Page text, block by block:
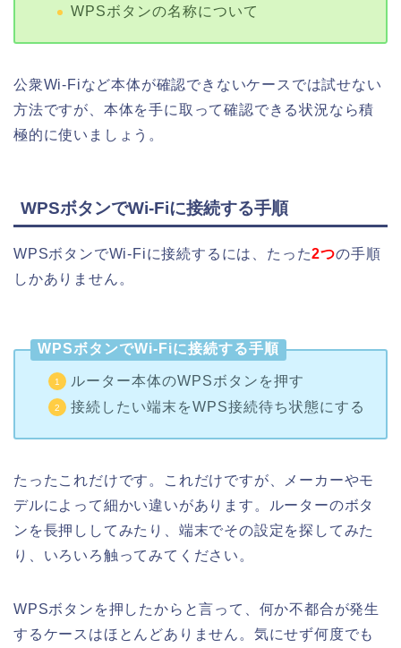
WPSボタンの名称について
公衆Wi-Fiなど本体が確認できないケースでは試せない
方法ですが、本体を手に取って確認できる状況なら積
極的に使いましょう。
WPSボタンでWi-Fiに接続する手順
WPSボタンでWi-Fiに接続するには、たった2つの手順
しかありません。
WPSボタンでWi-Fiに接続する手順
ルーター本体のWPSボタンを押す
接続したい端末をWPS接続待ち状態にする
たったこれだけです。これだけですが、メーカーやモ
デルによって細かい違いがあります。ルーターのボタ
ンを長押ししてみたり、端末でその設定を探してみた
り、いろいろ触ってみてください。
WPSボタンを押したからと言って、何か不都合が発生
するケースはほとんどありません。気にせず何度でも